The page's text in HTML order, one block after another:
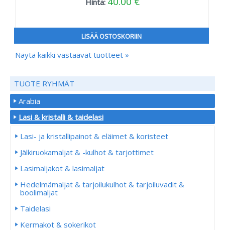
LISÄÄ OSTOSKORIIN
Näytä kaikki vastaavat tuotteet »
TUOTE RYHMÄT
Arabia
Lasi & kristalli & taidelasi
Lasi- ja kristallipainot & eläimet & koristeet
Jälkiruokamaljat & -kulhot & tarjottimet
Lasimaljakot & lasimaljat
Hedelmämaljat & tarjoilukulhot & tarjoiluvadit &
boolimaljat
Taidelasi
Kermakot & sokerikot